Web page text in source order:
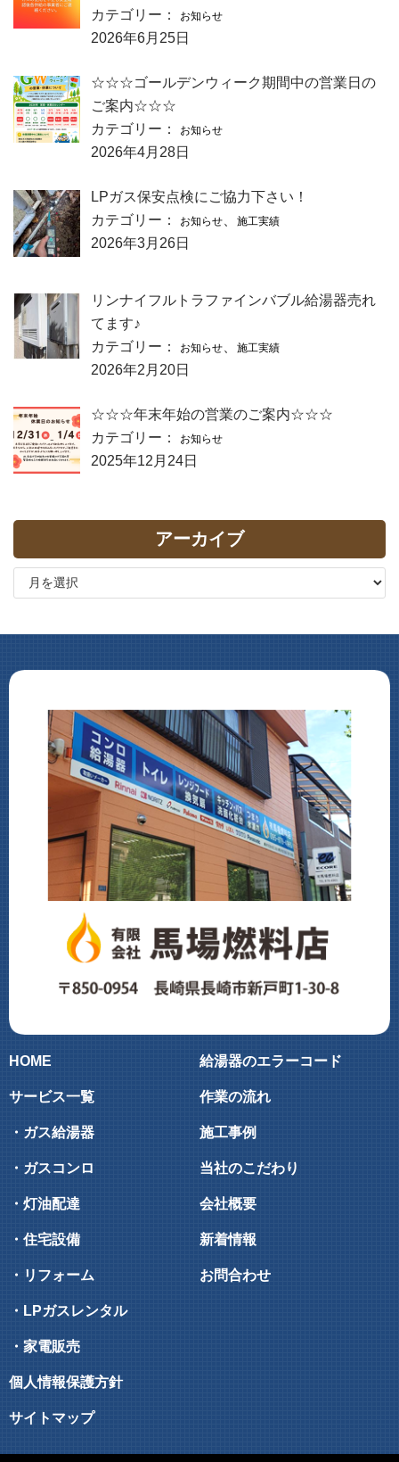
カテゴリー：
お知らせ
2026年6月25日
☆☆☆ゴールデンウィーク期間中の営業日の
ご案内☆☆☆
カテゴリー：
お知らせ
2026年4月28日
LPガス保安点検にご協力下さい！
カテゴリー：
お知らせ 施工実績
2026年3月26日
リンナイフルトラファインバブル給湯器売れ
てます♪
カテゴリー：
お知らせ 施工実績
2026年2月20日
☆☆☆年末年始の営業のご案内☆☆☆
カテゴリー：
お知らせ
2025年12月24日
アーカイブ
HOME
サービス一覧
・ガス給湯器
・ガスコンロ
・灯油配達
・住宅設備
・リフォーム
・LPガスレンタル
・家電販売
給湯器のエラーコード
作業の流れ
施工事例
当社のこだわり
会社概要
新着情報
お問合わせ
個人情報保護方針
サイトマップ